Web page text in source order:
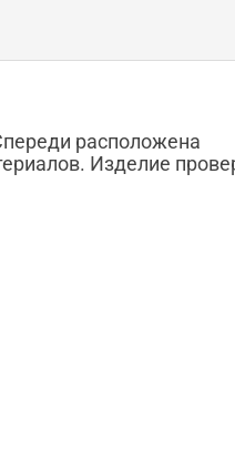
расположена
Изделие